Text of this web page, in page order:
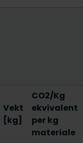
Vekt
[kg]
CO2/Kg
ekvivalent
per kg
materiale